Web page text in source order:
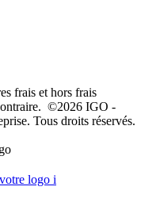
frais et hors frais
©2026 IGO -
Tous droits réservés.
logo i